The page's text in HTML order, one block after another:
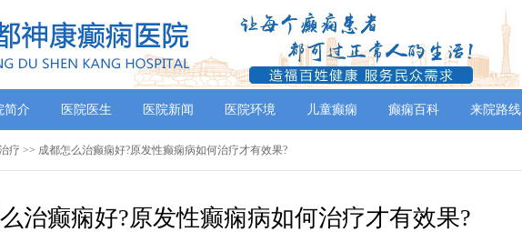
简介 医院医生 医院新闻 医院环境 儿童癫痫 癫痫百科 来院路线
疗 >> 成都怎么治癫痫好?原发性癫痫病如何治疗才有效果?
治癫痫好?原发性癫痫病如何治疗才有效果?